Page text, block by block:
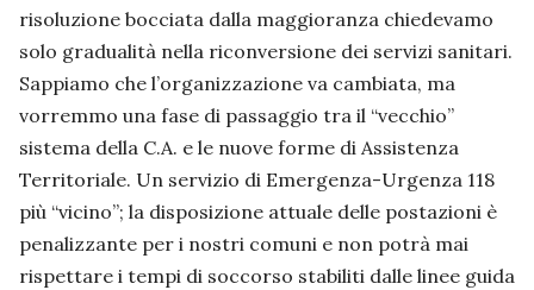
risoluzione bocciata dalla maggioranza chiedevamo
solo gradualità nella riconversione dei servizi sanitari.
Sappiamo che l’organizzazione va cambiata, ma
vorremmo una fase di passaggio tra il “vecchio”
sistema della C.A. e le nuove forme di Assistenza
Territoriale. Un servizio di Emergenza-Urgenza 118
più “vicino”; la disposizione attuale delle postazioni è
penalizzante per i nostri comuni e non potrà mai
rispettare i tempi di soccorso stabiliti dalle linee guida